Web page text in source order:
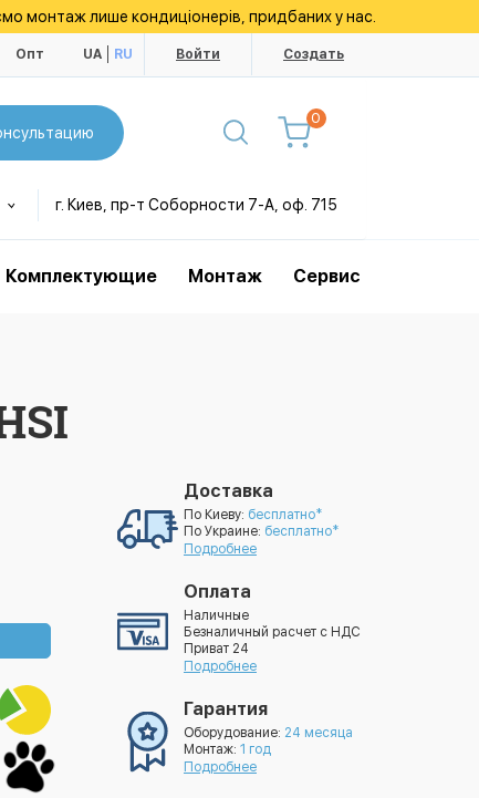
монтаж лише кондиціонерів, придбаних у нас.
Опт UA RU Войти Создать
0
г. Киев, пр-т Соборности 7-А, оф. 715
Комплектующие Монтаж Сервис
Доставка
По Киеву: бесплатно*
По Украине: бесплатно*
Подробнее
Оплата
Наличные
Безналичный расчет с НДС
Приват 24
Подробнее
Гарантия
Оборудование: 24 месяца
Монтаж: 1 год
Подробнее